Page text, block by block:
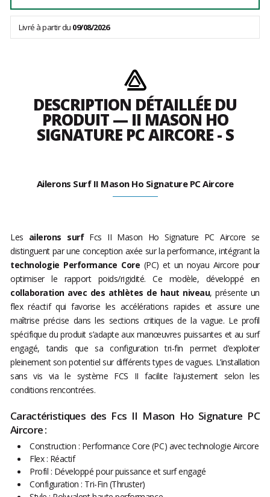
Livré à partir du 09/08/2026
DESCRIPTION DÉTAILLÉE DU
PRODUIT — II MASON HO
SIGNATURE PC AIRCORE - S
Ailerons Surf II Mason Ho Signature PC Aircore
Les ailerons surf Fcs II Mason Ho Signature PC Aircore se
distinguent par une conception axée sur la performance, intégrant la
technologie Performance Core (PC) et un noyau Aircore pour
optimiser le rapport poids/rigidité. Ce modèle, développé en
collaboration avec des athlètes de haut niveau, présente un
flex réactif qui favorise les accélérations rapides et assure une
maîtrise précise dans les sections critiques de la vague. Le profil
spécifique du produit s’adapte aux manœuvres puissantes et au surf
engagé, tandis que sa configuration tri-fin permet d’exploiter
pleinement son potentiel sur différents types de vagues. L’installation
sans vis via le système FCS II facilite l’ajustement selon les
conditions rencontrées.
Caractéristiques des Fcs II Mason Ho Signature PC
Aircore :
Construction : Performance Core (PC) avec technologie Aircore
Flex : Réactif
Profil : Développé pour puissance et surf engagé
Configuration : Tri-Fin (Thruster)